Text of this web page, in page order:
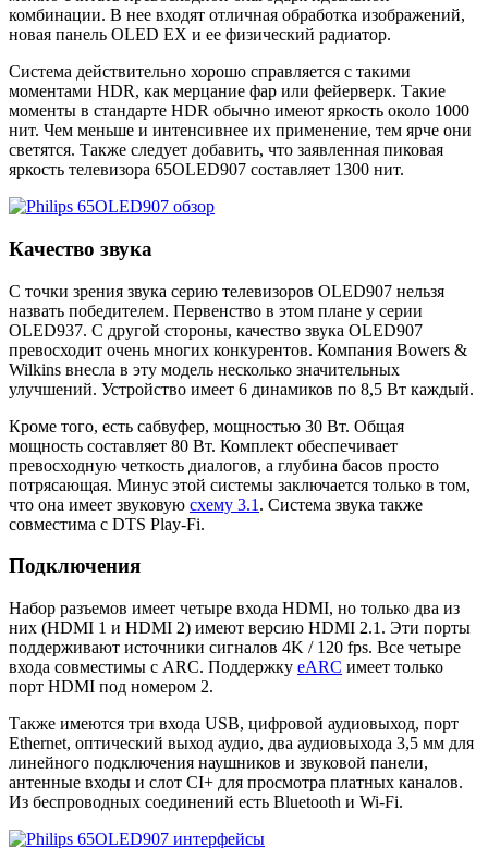
комбинации. В нее входят отличная обработка изображений,
новая панель OLED EX и ее физический радиатор.
Система действительно хорошо справляется с такими
моментами HDR, как мерцание фар или фейерверк. Такие
моменты в стандарте HDR обычно имеют яркость около 1000
нит. Чем меньше и интенсивнее их применение, тем ярче они
светятся. Также следует добавить, что заявленная пиковая
яркость телевизора 65OLED907 составляет 1300 нит.
Качество звука
С точки зрения звука серию телевизоров OLED907 нельзя
назвать победителем. Первенство в этом плане у серии
OLED937. С другой стороны, качество звука OLED907
превосходит очень многих конкурентов. Компания Bowers &
Wilkins внесла в эту модель несколько значительных
улучшений. Устройство имеет 6 динамиков по 8,5 Вт каждый.
Кроме того, есть сабвуфер, мощностью 30 Вт. Общая
мощность составляет 80 Вт. Комплект обеспечивает
превосходную четкость диалогов, а глубина басов просто
потрясающая. Минус этой системы заключается только в том,
что она имеет звуковую схему 3.1 . Система звука также
совместима с DTS Play-Fi.
Подключения
Набор разъемов имеет четыре входа HDMI, но только два из
них (HDMI 1 и HDMI 2) имеют версию HDMI 2.1. Эти порты
поддерживают источники сигналов 4K / 120 fps. Все четыре
входа совместимы с ARC. Поддержку eARC имеет только
порт HDMI под номером 2.
Также имеются три входа USB, цифровой аудиовыход, порт
Ethernet, оптический выход аудио, два аудиовыхода 3,5 мм для
линейного подключения наушников и звуковой панели,
антенные входы и слот CI+ для просмотра платных каналов.
Из беспроводных соединений есть Bluetooth и Wi-Fi.